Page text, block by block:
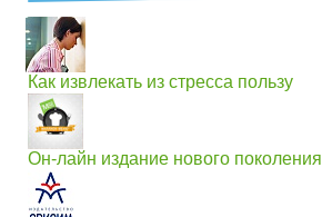
Как извлекать из стресса пользу
Он-лайн издание нового поколения